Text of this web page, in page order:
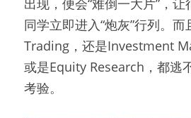
出现，便会“难倒一大片”，
同学立即进入“炮灰”行列。
Trading，还是Investment
或是Equity Research，都逃
考验。